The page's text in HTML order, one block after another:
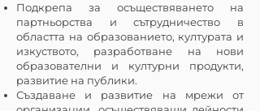
Подкрепа за осъществяването на
партньорства и сътрудничество в
областта на образованието, културата и
изкуството, разработване на нови
образователни и културни продукти,
развитие на публики.
Създаване и развитие на мрежи от